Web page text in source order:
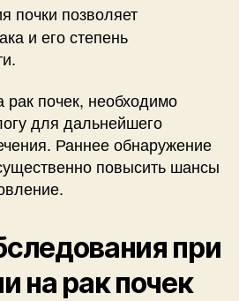
почки позволяет
и его степень
почек, необходимо
для дальнейшего
Раннее обнаружение
повысить шансы
при
на рак почек